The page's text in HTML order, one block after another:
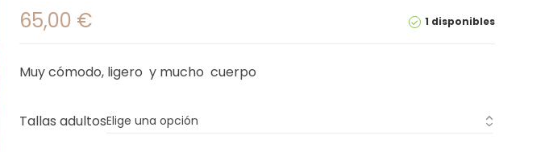
1 disponibles
65,00 €
Muy cómodo, ligero y mucho cuerpo
Tallas adultos